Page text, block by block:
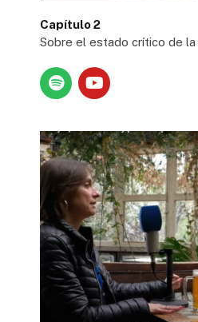
Capítulo 2
Sobre el estado crítico de